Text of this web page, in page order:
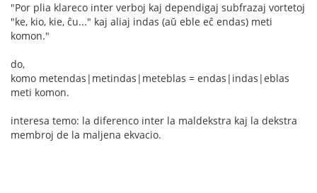
"Por plia klareco inter verboj kaj dependigaj subfrazaj vortetoj
"ke, kio, kie, ĉu..." kaj aliaj indas (aŭ eble eĉ endas) meti
komon."
do,
komo metendas|metindas|meteblas = endas|indas|eblas
meti komon.
interesa temo: la diferenco inter la maldekstra kaj la dekstra
membroj de la maljena ekvacio.